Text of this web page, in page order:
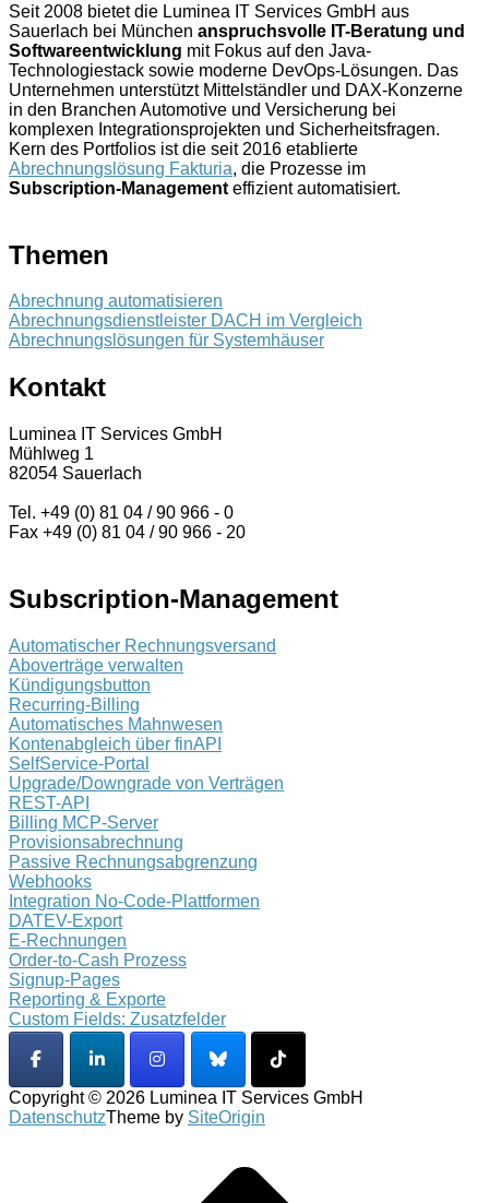
Seit 2008 bietet die Luminea IT Services GmbH aus
Sauerlach bei München anspruchsvolle IT-Beratung und
Softwareentwicklung mit Fokus auf den Java-
Technologiestack sowie moderne DevOps-Lösungen. Das
Unternehmen unterstützt Mittelständler und DAX-Konzerne
in den Branchen Automotive und Versicherung bei
komplexen Integrationsprojekten und Sicherheitsfragen.
Kern des Portfolios ist die seit 2016 etablierte
Abrechnungslösung Fakturia, die Prozesse im
Subscription-Management effizient automatisiert.
Themen
Abrechnung automatisieren
Abrechnungsdienstleister DACH im Vergleich
Abrechnungslösungen für Systemhäuser
Kontakt
Luminea IT Services GmbH
Mühlweg 1
82054 Sauerlach
Tel. +49 (0) 81 04 / 90 966 - 0
Fax +49 (0) 81 04 / 90 966 - 20
Subscription-Management
Automatischer Rechnungsversand
Aboverträge verwalten
Kündigungsbutton
Recurring-Billing
Automatisches Mahnwesen
Kontenabgleich über finAPI
SelfService-Portal
Upgrade/Downgrade von Verträgen
REST-API
Billing MCP-Server
Provisionsabrechnung
Passive Rechnungsabgrenzung
Webhooks
Integration No-Code-Plattformen
DATEV-Export
E-Rechnungen
Order-to-Cash Prozess
Signup-Pages
Reporting & Exporte
Custom Fields: Zusatzfelder
Copyright © 2026 Luminea IT Services GmbH
DatenschutzTheme by SiteOrigin